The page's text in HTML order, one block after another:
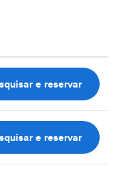
e reservar
e reservar